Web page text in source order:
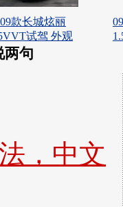
款长城炫丽
试驾 外观
两句
，中文